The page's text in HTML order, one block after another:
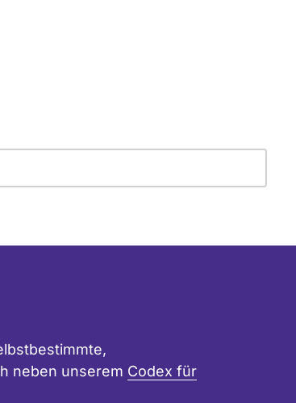
neben unserem Codex für